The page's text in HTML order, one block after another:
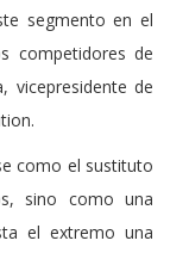
segmento en el
competidores de
vicepresidente de
como el sustituto
sino como una
el extremo una